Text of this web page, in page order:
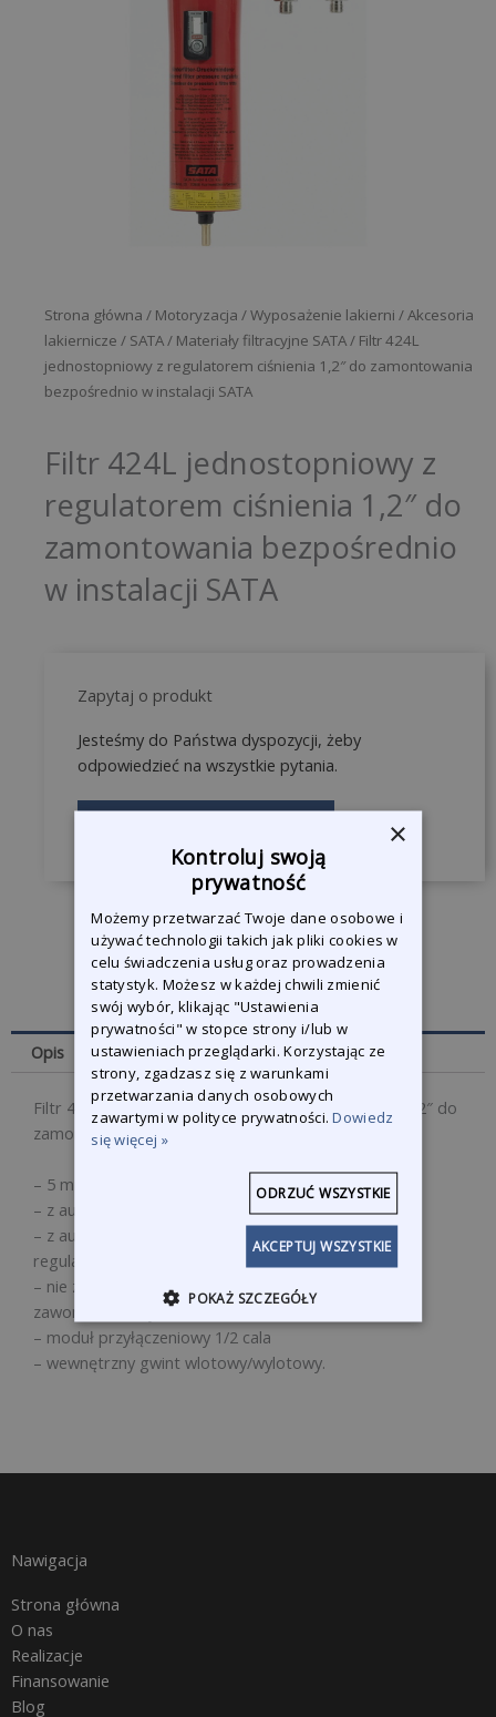
Strona główna / Motoryzacja /Wyposażenie lakierni /Akcesoria
lakiernicze / SATA/ Materiały filtracyjne SATA/ Filtr 424L
jednostopniowy z regulatorem ciśnienia 1,2″ do zamontowania
bezpośrednio w instalacji SATA
Filtr 424L jednostopniowy z
regulatorem ciśnienia 1,2″ do
zamontowania bezpośrednio
w instalacji SATA
Zapytaj o produkt
Jesteśmy do Państwa dyspozycji, żeby
odpowiedzieć na wszystkie pytania.
Opis
Filtr 424L jednostopniowy z regulatorem ciśnienia 1,2″ do
zamontowania bezpośrednio w instalacji SATA.
– 5 mikronowy separator oleju / wody
– z automatyczną kondensacją
– z automatycznym odprowadzaniem skroplin i
regulatorem ciśnienia.
– nie zawiera modułu przyłączeniowego powietrza z
zaworem kulowym.
– moduł przyłączeniowy 1/2 cala
– wewnętrzny gwint wlotowy/wylotowy.
Nawigacja
Strona główna
O nas
Realizacje
Finansowanie
Blog
×
Kontroluj swoją
prywatność
Możemy przetwarzać Twoje dane osobowe i
używać technologii takich jak pliki cookies w
celu świadczenia usług oraz prowadzenia
statystyk. Możesz w każdej chwili zmienić
swój wybór, klikając "Ustawienia
prywatności" w stopce strony i/lub w
ustawieniach przeglądarki. Korzystając ze
strony, zgadzasz się z warunkami
przetwarzania danych osobowych
zawartymi w polityce prywatności.Dowiedz
się więcej »
AKCEPTUJ WSZYSTKIE
ODRZUĆ WSZYSTKIE
POKAŻ SZCZEGÓŁY